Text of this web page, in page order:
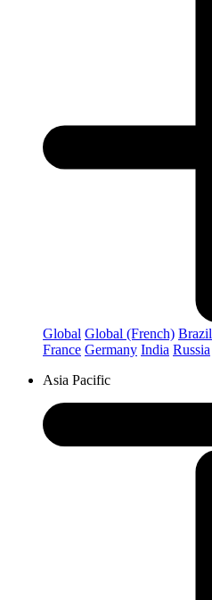
Global Global (French) Brazil
France Germany India Russia
Asia Pacific